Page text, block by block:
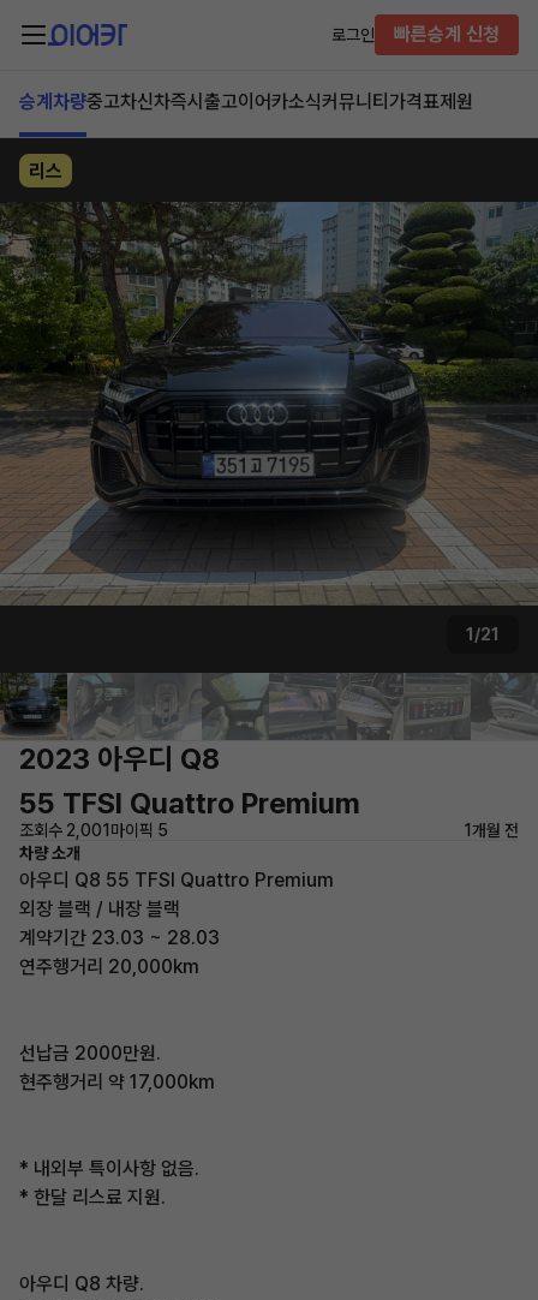
로그인 빠른승계 신청
승계차량중고차신차즉시출고이어카소식커뮤니티 가격표제원
리스
1/21
2023 아우디 Q8
55 TFSI Quattro Premium
조회수 2,001 마이픽 5
1개월 전
차량 소개
아우디 Q8 55 TFSI Quattro Premium
외장 블랙 / 내장 블랙
계약기간 23.03 ~ 28.03
연주행거리 20,000km
선납금 2000만원.
현주행거리 약 17,000km
* 내외부 특이사항 없음.
* 한달 리스료 지원.
아우디 Q8 차량.